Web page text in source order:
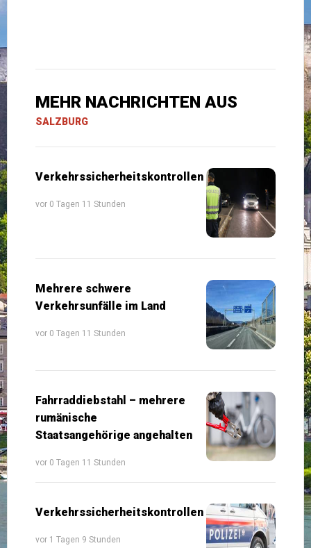
MEHR NACHRICHTEN AUS
SALZBURG
Verkehrssicherheitskontrollen
vor 0 Tagen 11 Stunden
Mehrere schwere
Verkehrsunfälle im Land
vor 0 Tagen 11 Stunden
Fahrraddiebstahl – mehrere
rumänische
Staatsangehörige angehalten
vor 0 Tagen 11 Stunden
Verkehrssicherheitskontrollen
vor 1 Tagen 9 Stunden